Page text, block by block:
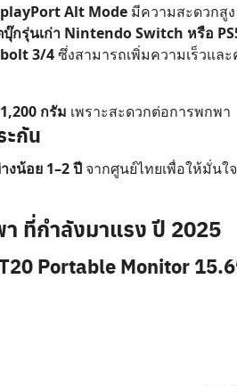
Alt Mode มีความสะดวกสู
กรุ่นเก่า Nintendo Switch หรือ
3/4ซึ่งสามารถเพิ่มความเร็วและ
กรัม เพราะสะดวกต่อการพกพา
ะกัน
งน้อย 1–2 ปี จากศูนย์ไทยเพื่อให้มั่น
ที่กำลังมาแรง ปี 2025
Portable Monitor